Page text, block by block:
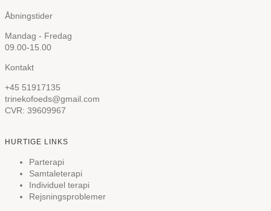
Åbningstider
Mandag - Fredag
09.00-15.00
Kontakt
+45 51917135
trinekofoeds@gmail.com
CVR: 39609967
HURTIGE LINKS
Parterapi
Samtaleterapi
Individuel terapi
Rejsningsproblemer